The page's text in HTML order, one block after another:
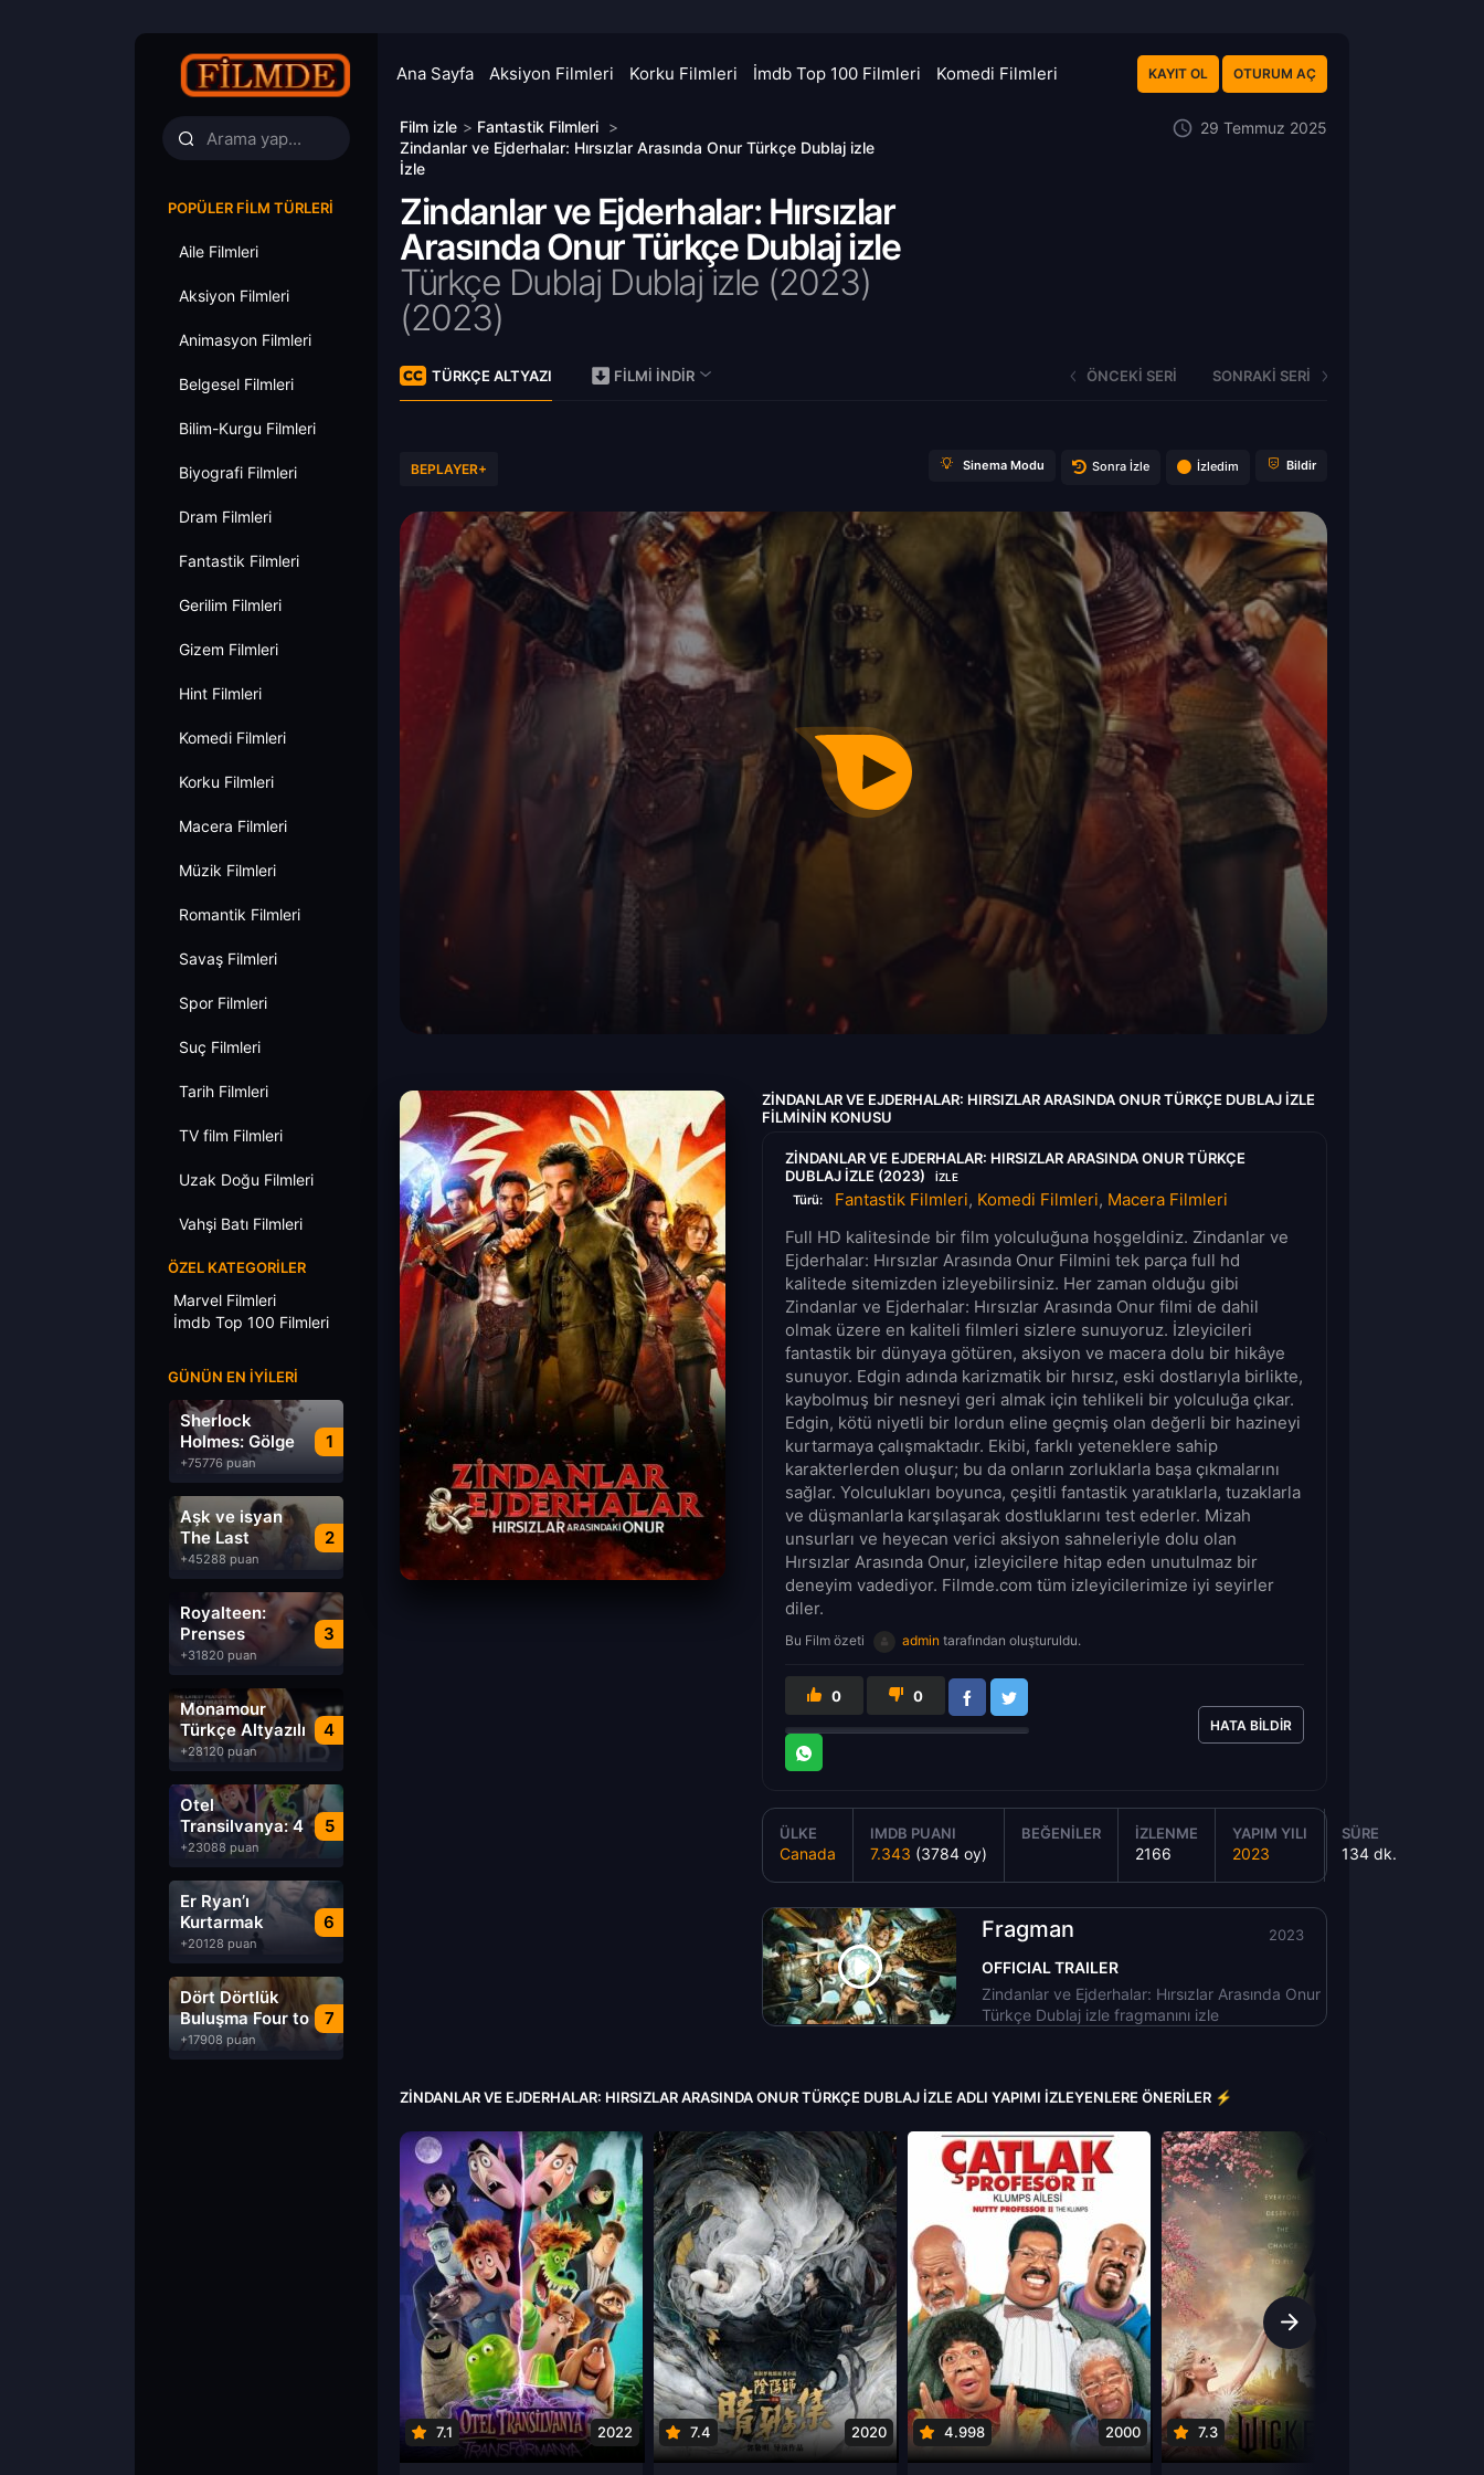
Ana Sayfa Aksiyon Filmleri Korku Filmleri İmdb Top 100 Filmleri Komedi Filmleri KAYIT OL OTURUM AÇ
POPÜLER FILM TÜRLERI
Aile Filmleri
Aksiyon Filmleri
Animasyon Filmleri
Belgesel Filmleri
Bilim-Kurgu Filmleri
Biyografi Filmleri
Dram Filmleri
Fantastik Filmleri
Gerilim Filmleri
Gizem Filmleri
Hint Filmleri
Komedi Filmleri
Korku Filmleri
Macera Filmleri
Müzik Filmleri
Romantik Filmleri
Savaş Filmleri
Spor Filmleri
Suç Filmleri
Tarih Filmleri
TV film Filmleri
Uzak Doğu Filmleri
Vahşi Batı Filmleri
ÖZEL KATEGORILER
Marvel Filmleri
İmdb Top 100 Filmleri
GÜNÜN EN İYILERI
1
Sherlock
Holmes: Gölge
Oyunları
+75776 puan
2
Aşk ve isyan
The Last
Parasido izle
+45288 puan
3
Royalteen:
Prenses
Margrethe izle
+31820 puan
4
Monamour
Türkçe Altyazılı
izle
+28120 puan
5
Otel
Transilvanya: 4
Transformanya
izle
+23088 puan
6
Er Ryan’ı
Kurtarmak
Saving Private
Ryan Türkçe
Dublaj izle
+20128 puan
7
Dört Dörtlük
Buluşma Four to
Dinner izle
+17908 puan
Film izle > Fantastik Filmleri >
Zindanlar ve Ejderhalar: Hırsızlar Arasında Onur Türkçe Dublaj izle
İzle
29 Temmuz 2025
Zindanlar ve Ejderhalar: Hırsızlar
Arasında Onur Türkçe Dublaj izle
Türkçe Dublaj Dublaj izle (2023)
(2023)
TÜRKÇE ALTYAZI FILMI İNDIR ÖNCEKI SERI SONRAKI SERI
BEPLAYER+ Sinema Modu Sonra İzle İzledim Bildir
ZINDANLAR VE EJDERHALAR: HIRSIZLAR ARASINDA ONUR TÜRKÇE DUBLAJ IZLE
FILMININ KONUSU
ZINDANLAR VE EJDERHALAR: HIRSIZLAR ARASINDA ONUR TÜRKÇE
DUBLAJ IZLE (2023)
IZLE
Türü: Fantastik Filmleri, Komedi Filmleri, Macera Filmleri
Full HD kalitesinde bir film yolculuğuna hoşgeldiniz. Zindanlar ve
Ejderhalar: Hırsızlar Arasında Onur Filmini tek parça full hd
kalitede sitemizden izleyebilirsiniz. Her zaman olduğu gibi
Zindanlar ve Ejderhalar: Hırsızlar Arasında Onur filmi de dahil
olmak üzere en kaliteli filmleri sizlere sunuyoruz. İzleyicileri
fantastik bir dünyaya götüren, aksiyon ve macera dolu bir hikâye
sunuyor. Edgin adında karizmatik bir hırsız, eski dostlarıyla birlikte,
kaybolmuş bir nesneyi geri almak için tehlikeli bir yolculuğa çıkar.
Edgin, kötü niyetli bir lordun eline geçmiş olan değerli bir hazineyi
kurtarmaya çalışmaktadır. Ekibi, farklı yeteneklere sahip
karakterlerden oluşur; bu da onların zorluklarla başa çıkmalarını
sağlar. Yolculukları boyunca, çeşitli fantastik yaratıklarla, tuzaklarla
ve düşmanlarla karşılaşarak dostluklarını test ederler. Mizah
unsurları ve heyecan verici aksiyon sahneleriyle dolu olan
Hırsızlar Arasında Onur, izleyicilere hitap eden unutulmaz bir
deneyim vadediyor. Filmde.com tüm izleyicilerimize iyi seyirler
diler.
Bu Film özeti admin tarafından oluşturuldu.
0 0
HATA BILDIR
ÜLKE
Canada
IMDB PUANI
7.343 (3784 oy)
BEĞENILER İZLENME
2166
YAPIM YILI
2023
SÜRE
134 dk.
Fragman
OFFICIAL TRAILER
Zindanlar ve Ejderhalar: Hırsızlar Arasında Onur
Türkçe Dublaj izle fragmanını izle
2023
ZINDANLAR VE EJDERHALAR: HIRSIZLAR ARASINDA ONUR TÜRKÇE DUBLAJ IZLE ADLI YAPIMI İZLEYENLERE ÖNERILER ⚡
7.1 2022 7.4 2020 4.998 2000 7.3